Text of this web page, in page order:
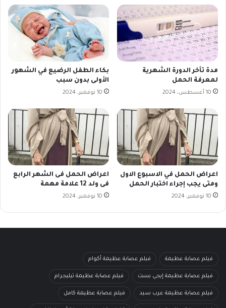
مدة تأخر الدورة الشهرية
لمعرفة الحمل
10 أغسطس، 2024
بكاء الطفل الرضيع في الشهور
الأولى بدون سبب
10 نوفمبر، 2024
اعراض الحمل في الاسبوع الاول
ومتى يجب إجراء اختبار الحمل
10 نوفمبر، 2024
اعراض الحمل فى الشهر الرابع
فى ولد 12 علامة مهمة
10 نوفمبر، 2024
فيلم عصابة عظيمة فيلم عصابة عظيمة أكوام
فيلم عصابة عظيمة إيجي بست فيلم عصابة عظيمة تيليجرام
فيلم عصابة عظيمة عرب سيد فيلم عصابة عظيمة كامل